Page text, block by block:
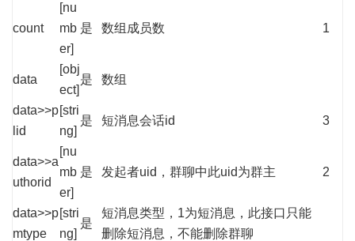
count
[nu
mb
er]
是 数组成员数 1
data
[obj
ect]
是 数组
data>>p
lid
[stri
ng]
是 短消息会话id 3
data>>a
uthorid
[nu
mb
er]
是 发起者uid，群聊中此uid为群主 2
data>>p
mtype
[stri
ng]
是
短消息类型，1为短消息，此接口只能
删除短消息，不能删除群聊